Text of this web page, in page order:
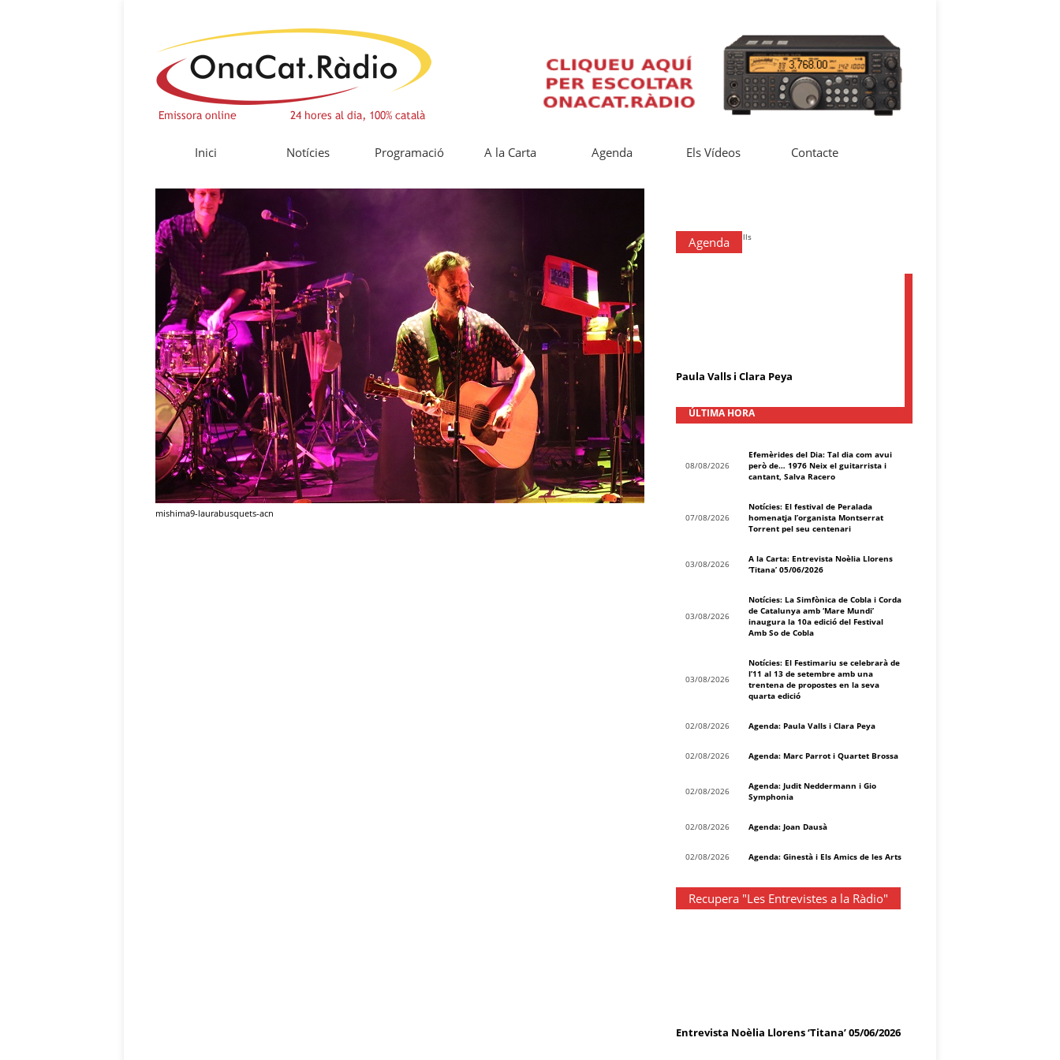
Inici Notícies Programació A la Carta Agenda Els Vídeos Contacte
mishima9-laurabusquets-acn
Agenda
Paula Valls i Clara Peya
ÚLTIMA HORA
08/08/2026
Efemèrides del Dia: Tal dia com avui
però de… 1976 Neix el guitarrista i
cantant, Salva Racero
07/08/2026
Notícies: El festival de Peralada
homenatja l’organista Montserrat
Torrent pel seu centenari
03/08/2026
A la Carta: Entrevista Noèlia Llorens
‘Titana’ 05/06/2026
03/08/2026
Notícies: La Simfònica de Cobla i Corda
de Catalunya amb ‘Mare Mundi’
inaugura la 10a edició del Festival
Amb So de Cobla
03/08/2026
Notícies: El Festimariu se celebrarà de
l’11 al 13 de setembre amb una
trentena de propostes en la seva
quarta edició
02/08/2026 Agenda: Paula Valls i Clara Peya
02/08/2026 Agenda: Marc Parrot i Quartet Brossa
02/08/2026
Agenda: Judit Neddermann i Gio
Symphonia
02/08/2026 Agenda: Joan Dausà
02/08/2026 Agenda: Ginestà i Els Amics de les Arts
Recupera "Les Entrevistes a la Ràdio"
Entrevista Noèlia Llorens ‘Titana’ 05/06/2026